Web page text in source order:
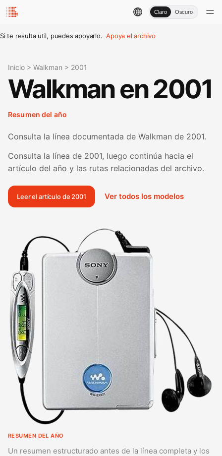
Claro Oscuro
Si te resulta util, puedes apoyarlo. Apoya el archivo
Inicio > Walkman > 2001
Walkman en 2001
Resumen del año
Consulta la línea documentada de Walkman de 2001.
Consulta la línea de 2001, luego continúa hacia el
artículo del año y las rutas relacionadas del archivo.
Leer el artículo de 2001 Ver todos los modelos
RESUMEN DEL AÑO
Un resumen estructurado antes de la línea completa y los